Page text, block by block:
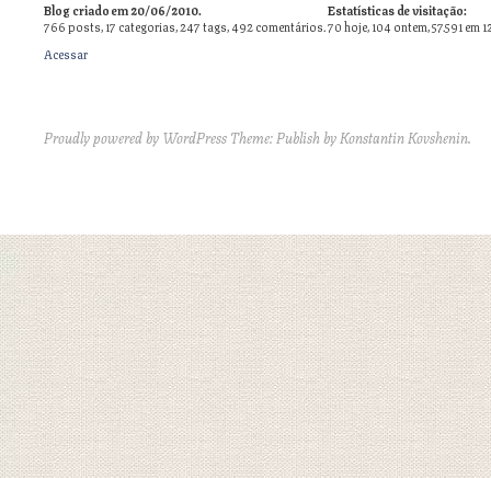
Blog criado em 20/06/2010.
766posts,17 categorias,247tags,492comentários.
Estatísticas de visitação:
70 hoje, 104 ontem, 57.591 em
Acessar
Proudly powered by WordPress Theme: Publish byKonstantin Kovshenin.